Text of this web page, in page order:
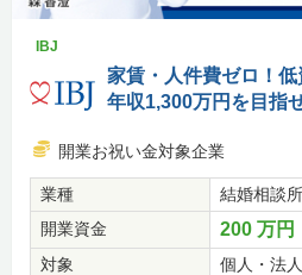
IBJ
家賃・人件費ゼロ！
年収1,300万円を目指
開業お祝い金対象企業
業種
結婚相談
開業資金
200 万円
対象
個人・法人